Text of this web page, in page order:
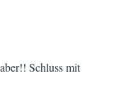
Schluss mit